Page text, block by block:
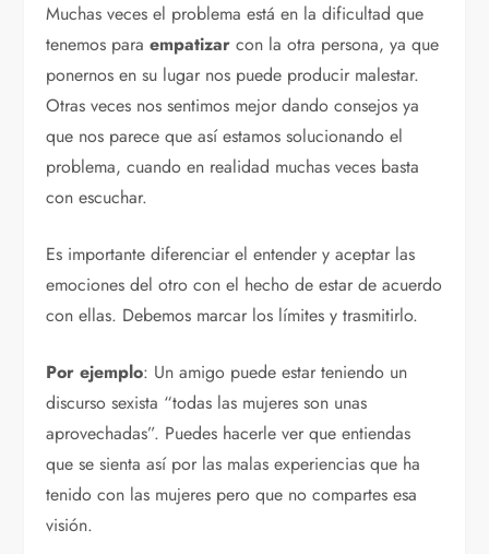
Muchas veces el problema está en la dificultad que
tenemos paraempatizar con la otra persona, ya que
ponernos en su lugar nos puede producir malestar.
Otras veces nos sentimos mejor dando consejos ya
que nos parece que así estamos solucionando el
problema, cuando en realidad muchas veces basta
con escuchar.
Es importante diferenciar el entender y aceptar las
emociones del otro con el hecho de estar de acuerdo
con ellas. Debemos marcar los límites y trasmitirlo.
Por ejemplo: Un amigo puede estar teniendo un
discurso sexista “todas las mujeres son unas
aprovechadas”. Puedes hacerle ver que entiendas
que se sienta así por las malas experiencias que ha
tenido con las mujeres pero que no compartes esa
visión.